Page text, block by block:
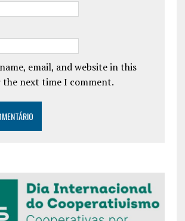
email, and website in this
next time I comment.